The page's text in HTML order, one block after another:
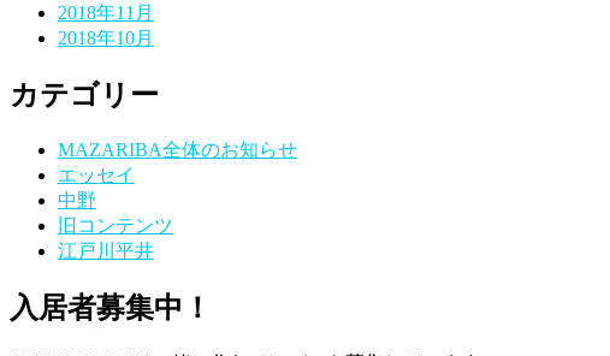
2018年11月
2018年10月
カテゴリー
MAZARIBA全体のお知らせ
エッセイ
中野
旧コンテンツ
江戸川平井
入居者募集中！